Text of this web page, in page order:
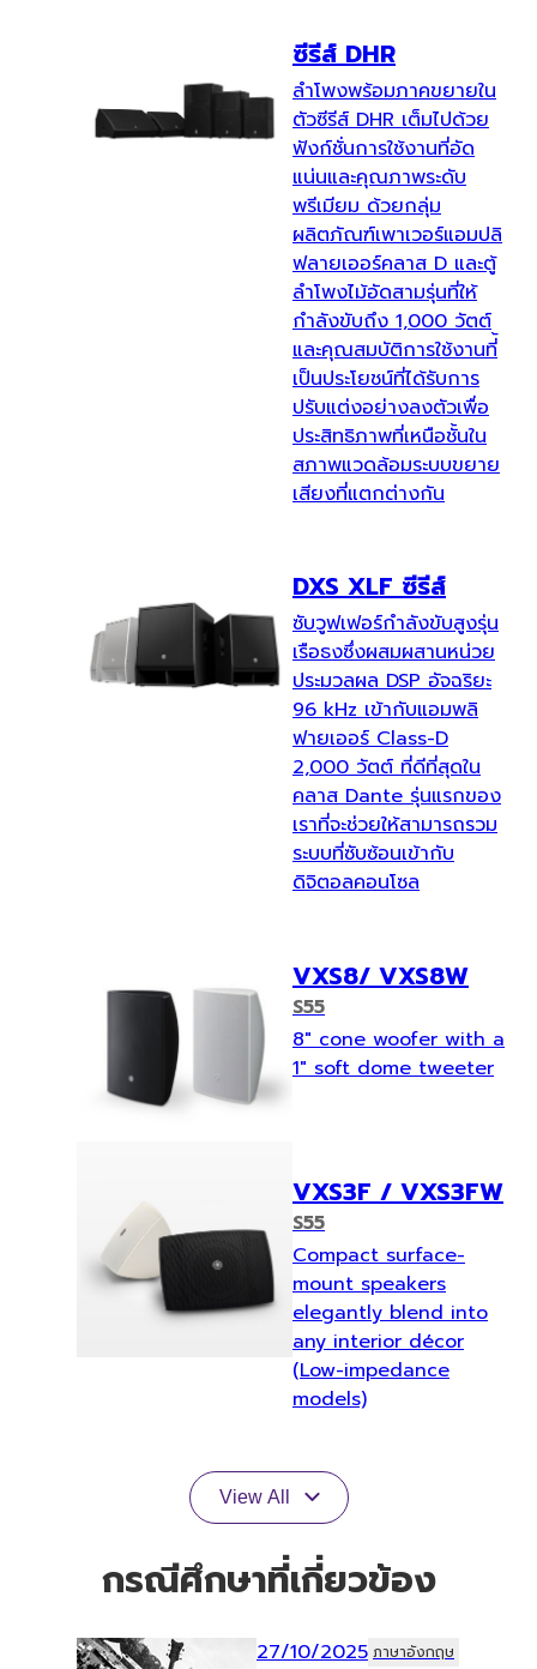
ซีรีส์ DHR
ลำโพงพร้อมภาคขยายใน
ตัวซีรีส์ DHR เต็มไปด้วย
ฟังก์ชั่นการใช้งานที่อัด
แน่นและคุณภาพระดับ
พรีเมียม ด้วยกลุ่ม
ผลิตภัณฑ์เพาเวอร์แอมปลิ
ฟลายเออร์คลาส D และตู้
ลำโพงไม้อัดสามรุ่นที่ให้
กำลังขับถึง 1,000 วัตต์
และคุณสมบัติการใช้งานที่้
เป็นประโยชน์ที่ได้รับการ
ปรับแต่งอย่างลงตัวเพื่อ
ประสิทธิภาพที่เหนือชั้นใน
สภาพแวดล้อมระบบขยาย
เสียงที่แตกต่างกัน
DXS XLF ซีรีส์
ซับวูฟเฟอร์กำลังขับสูงรุ่น
เรือธงซึ่งผสมผสานหน่วย
ประมวลผล DSP อัจฉริยะ
96 kHz เข้ากับแอมพลิ
ฟายเออร์ Class-D
2,000 วัตต์ ที่ดีที่สุดใน
คลาส Dante รุ่นแรกของ
เราที่จะช่วยให้สามารถรวม
ระบบที่ซับซ้อนเข้ากับ
ดิจิตอลคอนโซล
VXS8/ VXS8W
S55
8" cone woofer with a
1" soft dome tweeter
VXS3F / VXS3FW
S55
Compact surface-
mount speakers
elegantly blend into
any interior décor
(Low-impedance
models)
View All
กรณีศึกษาที่เกี่ยวข้อง
27/10/2025 ภาษาอังกฤษ